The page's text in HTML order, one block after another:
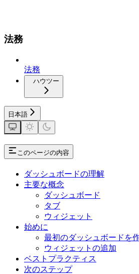
法務
法務
ハウツー
日本語
このページの内容
ダッシュボードの理解
主要な概念
ダッシュボード
タブ
ウィジェット
始めに
最初のダッシュボードを
ウィジェットの追加
ベストプラクティス
次のステップ